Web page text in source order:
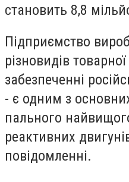
становить 8,8
Підприємство
різновидів
забезпеченні
- є одним з
пального
реактивних
повідомленні.